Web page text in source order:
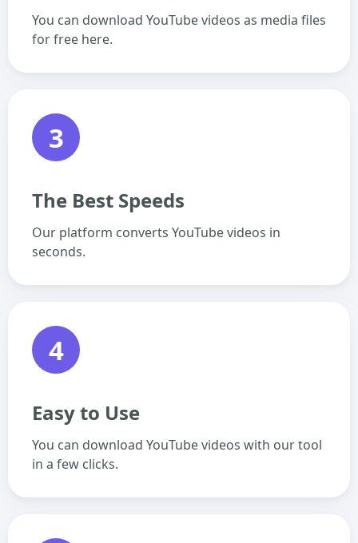
You can download YouTube videos as media files
for free here.
3
The Best Speeds
Our platform converts YouTube videos in
seconds.
4
Easy to Use
You can download YouTube videos with our tool
in a few clicks.